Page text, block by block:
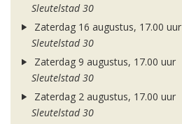
Sleutelstad 30
Zaterdag 16 augustus, 17.00 uur
Sleutelstad 30
Zaterdag 9 augustus, 17.00 uur
Sleutelstad 30
Zaterdag 2 augustus, 17.00 uur
Sleutelstad 30